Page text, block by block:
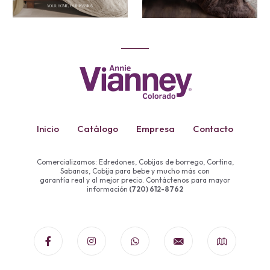
Inicio Catálogo Empresa Contacto
Comercializamos: Edredones, Cobijas de borrego, Cortina,
Sabanas, Cobija para bebe y mucho más con
garantía real y al mejor precio. Contáctenos para mayor
información (720) 612-8762